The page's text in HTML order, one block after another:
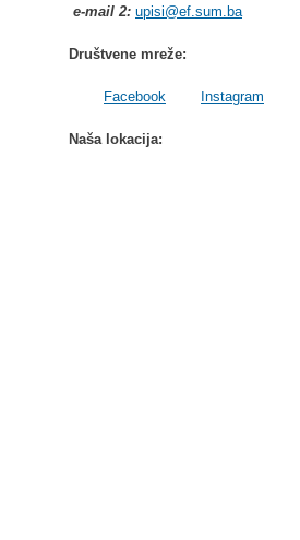
e-mail 2: upisi@ef.sum.ba
Društvene mreže:
Facebook Instagram
Naša lokacija: